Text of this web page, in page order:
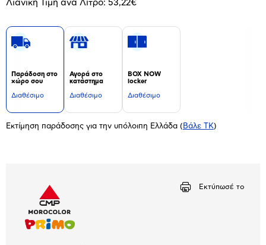
Λιανική Τιμή ανά Λίτρο: 53,22€
Παράδοση στο
χώρο σου
Διαθέσιμο
Αγορά στο
κατάστημα
Διαθέσιμο
BOX NOW
locker
Διαθέσιμο
Εκτίμηση παράδοσης για την υπόλοιπη Ελλάδα ( Βάλε ΤΚ)
Εκτύπωσέ το